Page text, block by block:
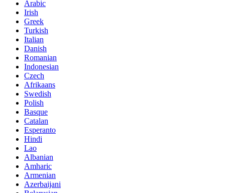
Arabic
Irish
Greek
Turkish
Italian
Danish
Romanian
Indonesian
Czech
Afrikaans
Swedish
Polish
Basque
Catalan
Esperanto
Hindi
Lao
Albanian
Amharic
Armenian
Azerbaijani